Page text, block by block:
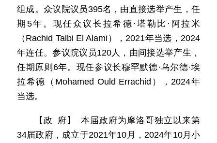
组成。众议院议员395名，由直接选举产生，任
期5年。现任众议长拉希德·塔勒比·阿拉米
（Rachid Talbi El Alami），2021年当选，2024
年连任。参议院议员120人，由间接选举产生，
任期原则6年。现任参议长穆罕默德·乌尔德·埃
拉希德（Mohamed Ould Errachid），2024年
当选。
【政 府】 本届政府为摩洛哥独立以来第
34届政府，成立于2021年10月，2024年10月小